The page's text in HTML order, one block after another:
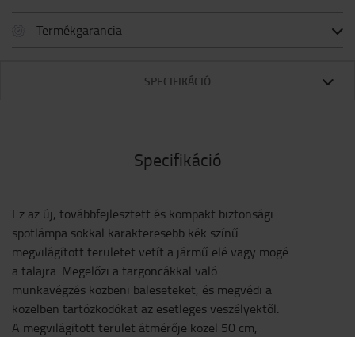
Termékgarancia
SPECIFIKÁCIÓ
Specifikáció
Ez az új, továbbfejlesztett és kompakt biztonsági
spotlámpa sokkal karakteresebb kék színű
megvilágított területet vetít a jármű elé vagy mögé
a talajra. Megelőzi a targoncákkal való
munkavégzés közbeni baleseteket, és megvédi a
közelben tartózkodókat az esetleges veszélyektől.
A megvilágított terület átmérője közel 50 cm,